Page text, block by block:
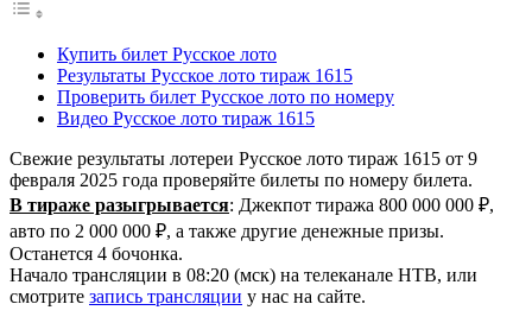
Купить билет Русское лото
Результаты Русское лото тираж 1615
Проверить билет Русское лото по номеру
Видео Русское лото тираж 1615
Свежие результаты лотереи Русское лото тираж 1615 от 9
февраля 2025 года проверяйте билеты по номеру билета.
В тираже разыгрывается: Джекпот тиража 800 000 000 ₽,
авто по 2 000 000 ₽, а также другие денежные призы.
Останется 4 бочонка.
Начало трансляции в 08:20 (мск) на телеканале НТВ, или
смотрите запись трансляции у нас на сайте.